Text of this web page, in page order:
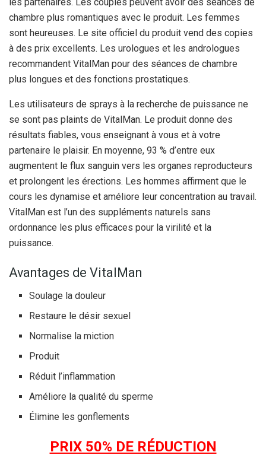
les partenaires. Les couples peuvent avoir des séances de
chambre plus romantiques avec le produit. Les femmes
sont heureuses. Le site officiel du produit vend des copies
à des prix excellents. Les urologues et les andrologues
recommandent VitalMan pour des séances de chambre
plus longues et des fonctions prostatiques.
Les utilisateurs de sprays à la recherche de puissance ne
se sont pas plaints de VitalMan. Le produit donne des
résultats fiables, vous enseignant à vous et à votre
partenaire le plaisir. En moyenne, 93 % d’entre eux
augmentent le flux sanguin vers les organes reproducteurs
et prolongent les érections. Les hommes affirment que le
cours les dynamise et améliore leur concentration au travail.
VitalMan est l’un des suppléments naturels sans
ordonnance les plus efficaces pour la virilité et la
puissance.
Avantages de VitalMan
Soulage la douleur
Restaure le désir sexuel
Normalise la miction
Produit
Réduit l’inflammation
Améliore la qualité du sperme
Élimine les gonflements
PRIX 50% DE RÉDUCTION